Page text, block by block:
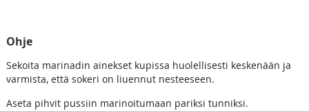
Ohje
Sekoita marinadin ainekset kupissa huolellisesti keskenään ja
varmista, että sokeri on liuennut nesteeseen.
Aseta pihvit pussiin marinoitumaan pariksi tunniksi.